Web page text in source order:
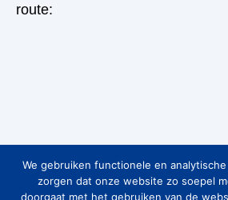
route:
We gebruiken functionele en
zorgen dat onze website zo soepel
doorgaat met het gebruiken van de